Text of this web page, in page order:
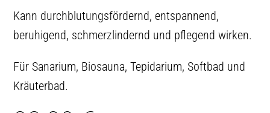
Kann durchblutungsfördernd, entspannend,
beruhigend, schmerzlindernd und pflegend wirken.
Für Sanarium, Biosauna, Tepidarium, Softbad und
Kräuterbad.